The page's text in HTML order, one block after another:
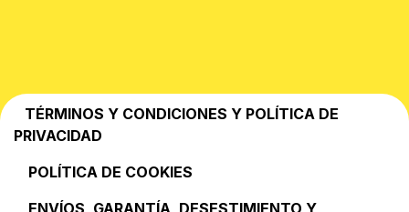
TÉRMINOS Y CONDICIONES Y POLÍTICA DE
PRIVACIDAD
POLÍTICA DE COOKIES
EN​VÍOS, GARANTÍA, DESESTIMIENTO Y